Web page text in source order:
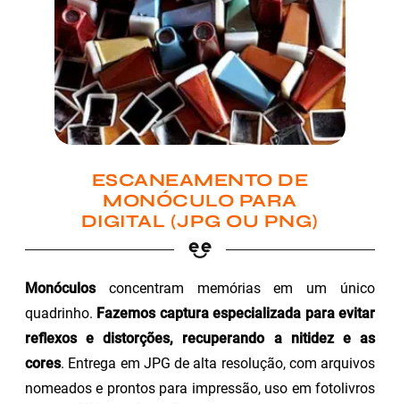
ESCANEAMENTO DE
MONÓCULO PARA
DIGITAL (JPG OU PNG)
Monóculosconcentram memórias em um único
quadrinho. Fazemos captura especializada para evitar
reflexos e distorções, recuperando a nitidez e as
cores. Entrega em JPG de alta resolução, com arquivos
nomeados e prontos para impressão, uso em fotolivros